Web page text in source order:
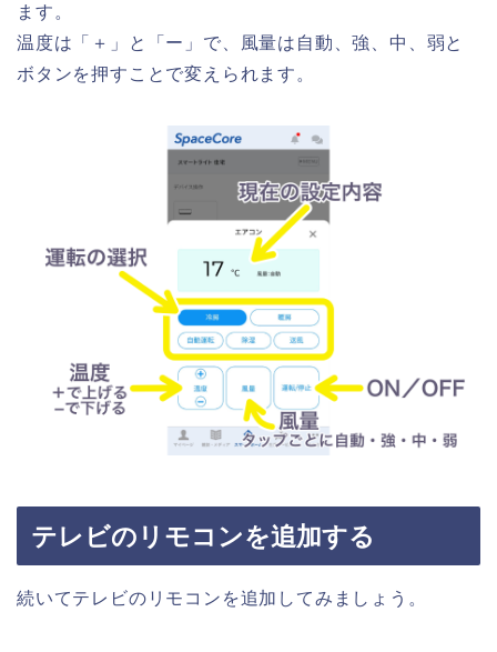
ます。
温度は「＋」と「ー」で、風量は自動、強、中、弱と
ボタンを押すことで変えられます。
テレビのリモコンを追加する
続いてテレビのリモコンを追加してみましょう。